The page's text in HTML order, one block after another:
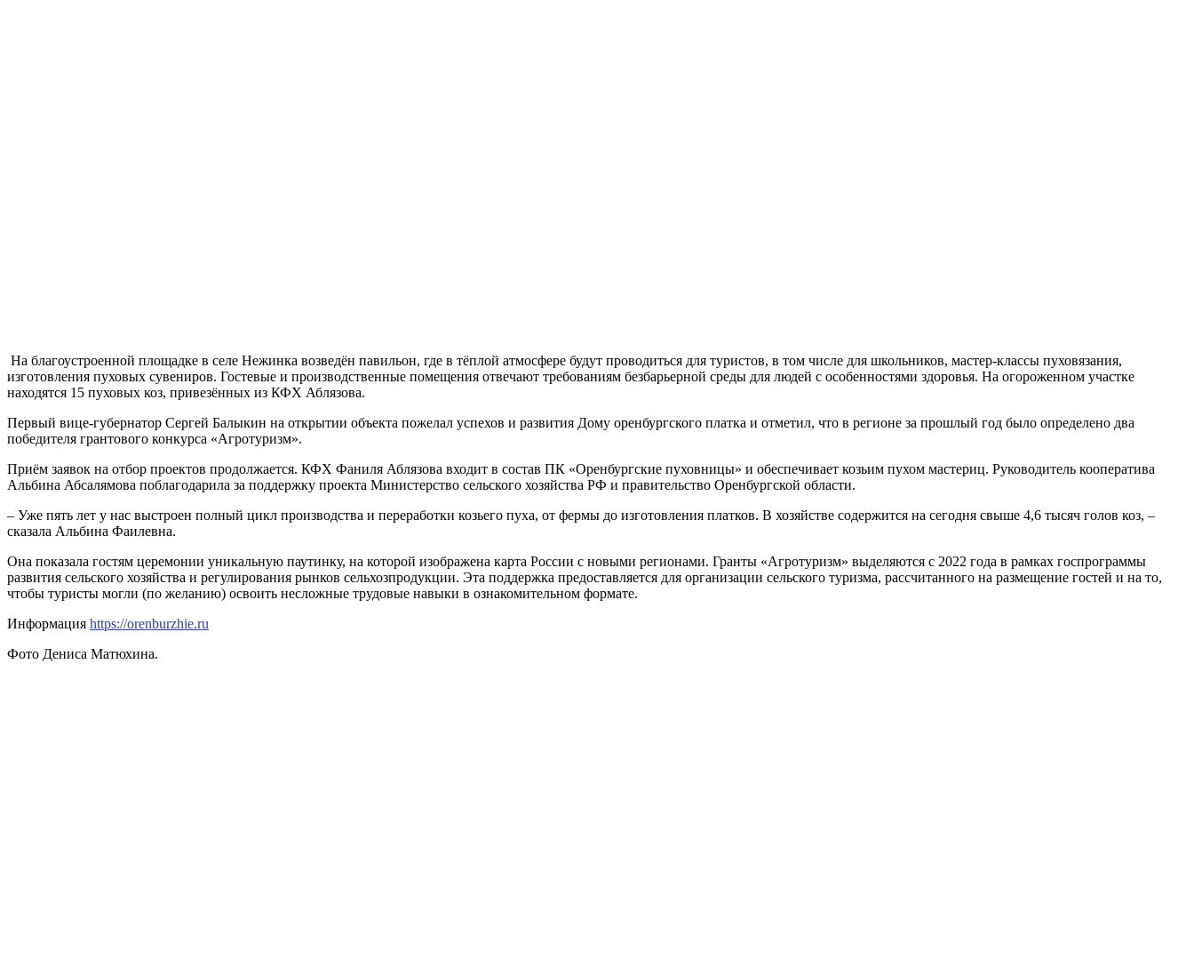
На благоустроенной площадке в селе Нежинка возведён павильон, где в тёплой атмосфере будут проводиться для туристов, в том числе для школьников, мастер-классы пуховязания,
изготовления пуховых сувениров. Гостевые и производственные помещения отвечают требованиям безбарьерной среды для людей с особенностями здоровья. На огороженном участке
находятся 15 пуховых коз, привезённых из КФХ Аблязова.
Первый вице-губернатор Сергей Балыкин на открытии объекта пожелал успехов и развития Дому оренбургского платка и отметил, что в регионе за прошлый год было определено два
победителя грантового конкурса «Агротуризм».
Приём заявок на отбор проектов продолжается. КФХ Фаниля Аблязова входит в состав ПК «Оренбургские пуховницы» и обеспечивает козьим пухом мастериц. Руководитель кооператива
Альбина Абсалямова поблагодарила за поддержку проекта Министерство сельского хозяйства РФ и правительство Оренбургской области.
– Уже пять лет у нас выстроен полный цикл производства и переработки козьего пуха, от фермы до изготовления платков. В хозяйстве содержится на сегодня свыше 4,6 тысяч голов коз, –
сказала Альбина Фаилевна.
Она показала гостям церемонии уникальную паутинку, на которой изображена карта России с новыми регионами. Гранты «Агротуризм» выделяются с 2022 года в рамках госпрограммы
развития сельского хозяйства и регулирования рынков сельхозпродукции. Эта поддержка предоставляется для организации сельского туризма, рассчитанного на размещение гостей и на то,
чтобы туристы могли (по желанию) освоить несложные трудовые навыки в ознакомительном формате.
Информация https://orenburzhie.ru
Фото Дениса Матюхина.